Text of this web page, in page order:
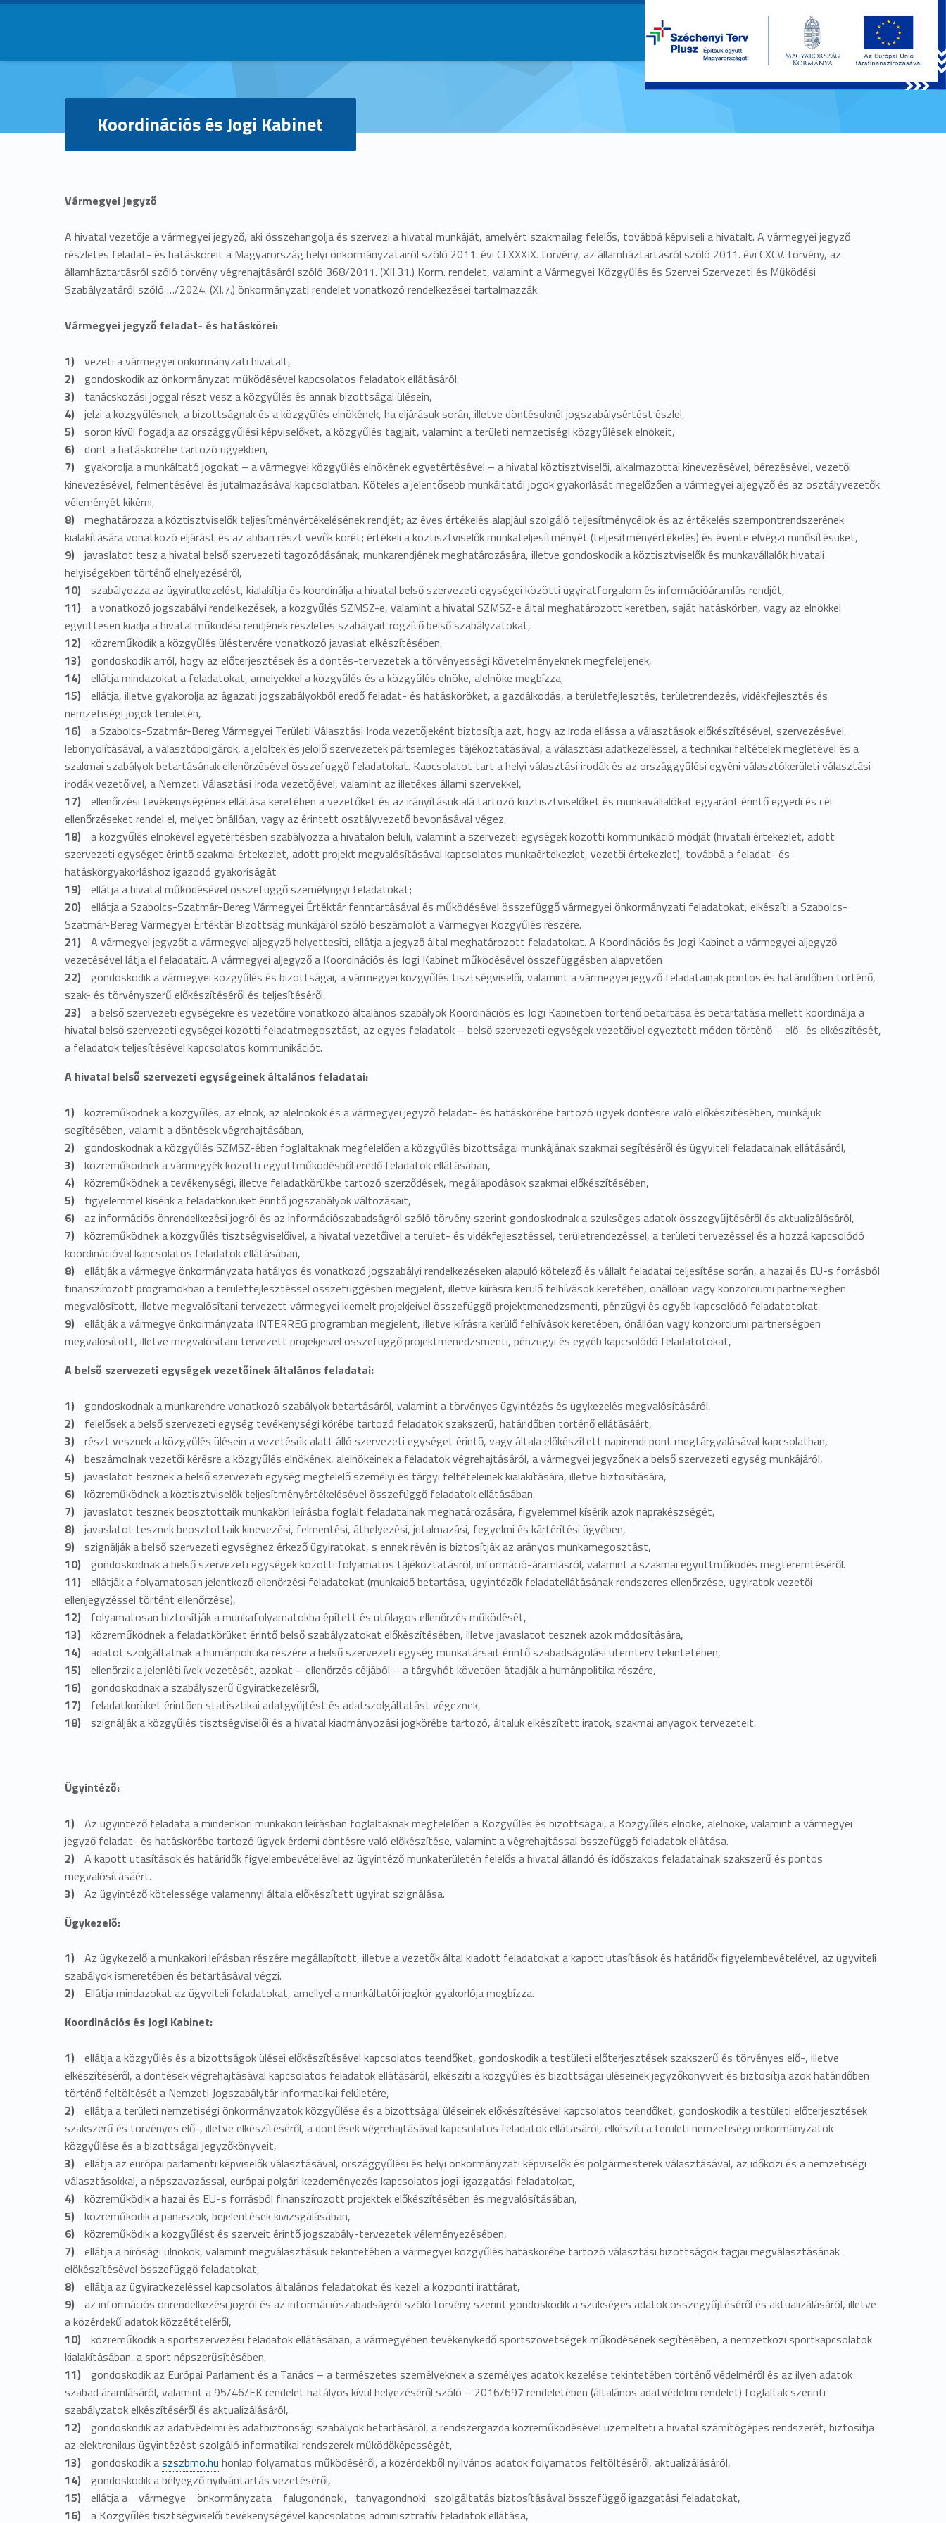
Szabolcs-Szatmár-Bereg Vármegyei Önkormányzati Hivatal
Szabolcs-Szatmár-Bereg Vármegyei Önkormányzati Hivatal
Koordinációs és Jogi Kabinet
Vármegyei jegyző
A hivatal vezetője a vármegyei jegyző, aki összehangolja és szervezi a hivatal munkáját, amelyért szakmailag felelős, továbbá képviseli a hivatalt. A vármegyei jegyző
részletes feladat- és hatásköreit a Magyarország helyi önkormányzatairól szóló 2011. évi CLXXXIX. törvény, az államháztartásról szóló 2011. évi CXCV. törvény, az
államháztartásról szóló törvény végrehajtásáról szóló 368/2011. (XII.31.) Korm. rendelet, valamint a Vármegyei Közgyűlés és Szervei Szervezeti és Működési
Szabályzatáról szóló …/2024. (XI.7.) önkormányzati rendelet vonatkozó rendelkezései tartalmazzák.
Vármegyei jegyző feladat- és hatáskörei:
vezeti a vármegyei önkormányzati hivatalt,
gondoskodik az önkormányzat működésével kapcsolatos feladatok ellátásáról,
tanácskozási joggal részt vesz a közgyűlés és annak bizottságai ülésein,
jelzi a közgyűlésnek, a bizottságnak és a közgyűlés elnökének, ha eljárásuk során, illetve döntésüknél jogszabálysértést észlel,
soron kívül fogadja az országgyűlési képviselőket, a közgyűlés tagjait, valamint a területi nemzetiségi közgyűlések elnökeit,
dönt a hatáskörébe tartozó ügyekben,
gyakorolja a munkáltató jogokat – a vármegyei közgyűlés elnökének egyetértésével – a hivatal köztisztviselői, alkalmazottai kinevezésével, bérezésével, vezetői
kinevezésével, felmentésével és jutalmazásával kapcsolatban. Köteles a jelentősebb munkáltatói jogok gyakorlását megelőzően a vármegyei aljegyző és az osztályvezetők
véleményét kikérni,
meghatározza a köztisztviselők teljesítményértékelésének rendjét; az éves értékelés alapjául szolgáló teljesítménycélok és az értékelés szempontrendszerének
kialakítására vonatkozó eljárást és az abban részt vevők körét; értékeli a köztisztviselők munkateljesítményét (teljesítményértékelés) és évente elvégzi minősítésüket,
javaslatot tesz a hivatal belső szervezeti tagozódásának, munkarendjének meghatározására, illetve gondoskodik a köztisztviselők és munkavállalók hivatali
helyiségekben történő elhelyezéséről,
szabályozza az ügyiratkezelést, kialakítja és koordinálja a hivatal belső szervezeti egységei közötti ügyiratforgalom és információáramlás rendjét,
a vonatkozó jogszabályi rendelkezések, a közgyűlés SZMSZ-e, valamint a hivatal SZMSZ-e által meghatározott keretben, saját hatáskörben, vagy az elnökkel
együttesen kiadja a hivatal működési rendjének részletes szabályait rögzítő belső szabályzatokat,
közreműködik a közgyűlés üléstervére vonatkozó javaslat elkészítésében,
gondoskodik arról, hogy az előterjesztések és a döntés-tervezetek a törvényességi követelményeknek megfeleljenek,
ellátja mindazokat a feladatokat, amelyekkel a közgyűlés és a közgyűlés elnöke, alelnöke megbízza,
ellátja, illetve gyakorolja az ágazati jogszabályokból eredő feladat- és hatásköröket, a gazdálkodás, a területfejlesztés, területrendezés, vidékfejlesztés és
nemzetiségi jogok területén,
a Szabolcs-Szatmár-Bereg Vármegyei Területi Választási Iroda vezetőjeként biztosítja azt, hogy az iroda ellássa a választások előkészítésével, szervezésével,
lebonyolításával, a választópolgárok, a jelöltek és jelölő szervezetek pártsemleges tájékoztatásával, a választási adatkezeléssel, a technikai feltételek meglétével és a
szakmai szabályok betartásának ellenőrzésével összefüggő feladatokat. Kapcsolatot tart a helyi választási irodák és az országgyűlési egyéni választókerületi választási
irodák vezetőivel, a Nemzeti Választási Iroda vezetőjével, valamint az illetékes állami szervekkel,
ellenőrzési tevékenységének ellátása keretében a vezetőket és az irányításuk alá tartozó köztisztviselőket és munkavállalókat egyaránt érintő egyedi és cél
ellenőrzéseket rendel el, melyet önállóan, vagy az érintett osztályvezető bevonásával végez,
a közgyűlés elnökével egyetértésben szabályozza a hivatalon belüli, valamint a szervezeti egységek közötti kommunikáció módját (hivatali értekezlet, adott
szervezeti egységet érintő szakmai értekezlet, adott projekt megvalósításával kapcsolatos munkaértekezlet, vezetői értekezlet), továbbá a feladat- és
hatáskörgyakorláshoz igazodó gyakoriságát
ellátja a hivatal működésével összefüggő személyügyi feladatokat;
ellátja a Szabolcs-Szatmár-Bereg Vármegyei Értéktár fenntartásával és működésével összefüggő vármegyei önkormányzati feladatokat, elkészíti a Szabolcs-
Szatmár-Bereg Vármegyei Értéktár Bizottság munkájáról szóló beszámolót a Vármegyei Közgyűlés részére.
A vármegyei jegyzőt a vármegyei aljegyző helyettesíti, ellátja a jegyző által meghatározott feladatokat. A Koordinációs és Jogi Kabinet a vármegyei aljegyző
vezetésével látja el feladatait. A vármegyei aljegyző a Koordinációs és Jogi Kabinet működésével összefüggésben alapvetően
gondoskodik a vármegyei közgyűlés és bizottságai, a vármegyei közgyűlés tisztségviselői, valamint a vármegyei jegyző feladatainak pontos és határidőben történő,
szak- és törvényszerű előkészítéséről és teljesítéséről,
a belső szervezeti egységekre és vezetőire vonatkozó általános szabályok Koordinációs és Jogi Kabinetben történő betartása és betartatása mellett koordinálja a
hivatal belső szervezeti egységei közötti feladatmegosztást, az egyes feladatok – belső szervezeti egységek vezetőivel egyeztett módon történő – elő- és elkészítését,
a feladatok teljesítésével kapcsolatos kommunikációt.
A hivatal belső szervezeti egységeinek általános feladatai:
közreműködnek a közgyűlés, az elnök, az alelnökök és a vármegyei jegyző feladat- és hatáskörébe tartozó ügyek döntésre való előkészítésében, munkájuk
segítésében, valamit a döntések végrehajtásában,
gondoskodnak a közgyűlés SZMSZ-ében foglaltaknak megfelelően a közgyűlés bizottságai munkájának szakmai segítéséről és ügyviteli feladatainak ellátásáról,
közreműködnek a vármegyék közötti együttműködésből eredő feladatok ellátásában,
közreműködnek a tevékenységi, illetve feladatkörükbe tartozó szerződések, megállapodások szakmai előkészítésében,
figyelemmel kísérik a feladatkörüket érintő jogszabályok változásait,
az információs önrendelkezési jogról és az információszabadságról szóló törvény szerint gondoskodnak a szükséges adatok összegyűjtéséről és aktualizálásáról,
közreműködnek a közgyűlés tisztségviselőivel, a hivatal vezetőivel a terület- és vidékfejlesztéssel, területrendezéssel, a területi tervezéssel és a hozzá kapcsolódó
koordinációval kapcsolatos feladatok ellátásában,
ellátják a vármegye önkormányzata hatályos és vonatkozó jogszabályi rendelkezéseken alapuló kötelező és vállalt feladatai teljesítése során, a hazai és EU-s forrásból
finanszírozott programokban a területfejlesztéssel összefüggésben megjelent, illetve kiírásra kerülő felhívások keretében, önállóan vagy konzorciumi partnerségben
megvalósított, illetve megvalósítani tervezett vármegyei kiemelt projekjeivel összefüggő projektmenedzsmenti, pénzügyi és egyéb kapcsolódó feladatotokat,
ellátják a vármegye önkormányzata INTERREG programban megjelent, illetve kiírásra kerülő felhívások keretében, önállóan vagy konzorciumi partnerségben
megvalósított, illetve megvalósítani tervezett projekjeivel összefüggő projektmenedzsmenti, pénzügyi és egyéb kapcsolódó feladatotokat,
A belső szervezeti egységek vezetőinek általános feladatai:
gondoskodnak a munkarendre vonatkozó szabályok betartásáról, valamint a törvényes ügyintézés és ügykezelés megvalósításáról,
felelősek a belső szervezeti egység tevékenységi körébe tartozó feladatok szakszerű, határidőben történő ellátásáért,
részt vesznek a közgyűlés ülésein a vezetésük alatt álló szervezeti egységet érintő, vagy általa előkészített napirendi pont megtárgyalásával kapcsolatban,
beszámolnak vezetői kérésre a közgyűlés elnökének, alelnökeinek a feladatok végrehajtásáról, a vármegyei jegyzőnek a belső szervezeti egység munkájáról,
javaslatot tesznek a belső szervezeti egység megfelelő személyi és tárgyi feltételeinek kialakítására, illetve biztosítására,
közreműködnek a köztisztviselők teljesítményértékelésével összefüggő feladatok ellátásában,
javaslatot tesznek beosztottaik munkaköri leírásba foglalt feladatainak meghatározására, figyelemmel kísérik azok naprakészségét,
javaslatot tesznek beosztottaik kinevezési, felmentési, áthelyezési, jutalmazási, fegyelmi és kártérítési ügyében,
szignálják a belső szervezeti egységhez érkező ügyiratokat, s ennek révén is biztosítják az arányos munkamegosztást,
gondoskodnak a belső szervezeti egységek közötti folyamatos tájékoztatásról, információ-áramlásról, valamint a szakmai együttműködés megteremtéséről.
ellátják a folyamatosan jelentkező ellenőrzési feladatokat (munkaidő betartása, ügyintézők feladatellátásának rendszeres ellenőrzése, ügyiratok vezetői
ellenjegyzéssel történt ellenőrzése),
folyamatosan biztosítják a munkafolyamatokba épített és utólagos ellenőrzés működését,
közreműködnek a feladatkörüket érintő belső szabályzatokat előkészítésében, illetve javaslatot tesznek azok módosítására,
adatot szolgáltatnak a humánpolitika részére a belső szervezeti egység munkatársait érintő szabadságolási ütemterv tekintetében,
ellenőrzik a jelenléti ívek vezetését, azokat – ellenőrzés céljából – a tárgyhót követően átadják a humánpolitika részére,
gondoskodnak a szabályszerű ügyiratkezelésről,
feladatkörüket érintően statisztikai adatgyűjtést és adatszolgáltatást végeznek,
szignálják a közgyűlés tisztségviselői és a hivatal kiadmányozási jogkörébe tartozó, általuk elkészített iratok, szakmai anyagok tervezeteit.
Ügyintéző:
Az ügyintéző feladata a mindenkori munkaköri leírásban foglaltaknak megfelelően a Közgyűlés és bizottságai, a Közgyűlés elnöke, alelnöke, valamint a vármegyei
jegyző feladat- és hatáskörébe tartozó ügyek érdemi döntésre való előkészítése, valamint a végrehajtással összefüggő feladatok ellátása.
A kapott utasítások és határidők figyelembevételével az ügyintéző munkaterületén felelős a hivatal állandó és időszakos feladatainak szakszerű és pontos
megvalósításáért.
Az ügyintéző kötelessége valamennyi általa előkészített ügyirat szignálása.
Ügykezelő:
Az ügykezelő a munkaköri leírásban részére megállapított, illetve a vezetők által kiadott feladatokat a kapott utasítások és határidők figyelembevételével, az ügyviteli
szabályok ismeretében és betartásával végzi.
Ellátja mindazokat az ügyviteli feladatokat, amellyel a munkáltatói jogkör gyakorlója megbízza.
Koordinációs és Jogi Kabinet:
ellátja a közgyűlés és a bizottságok ülései előkészítésével kapcsolatos teendőket, gondoskodik a testületi előterjesztések szakszerű és törvényes elő-, illetve
elkészítéséről, a döntések végrehajtásával kapcsolatos feladatok ellátásáról, elkészíti a közgyűlés és bizottságai üléseinek jegyzőkönyveit és biztosítja azok határidőben
történő feltöltését a Nemzeti Jogszabálytár informatikai felületére,
ellátja a területi nemzetiségi önkormányzatok közgyűlése és a bizottságai üléseinek előkészítésével kapcsolatos teendőket, gondoskodik a testületi előterjesztések
szakszerű és törvényes elő-, illetve elkészítéséről, a döntések végrehajtásával kapcsolatos feladatok ellátásáról, elkészíti a területi nemzetiségi önkormányzatok
közgyűlése és a bizottságai jegyzőkönyveit,
ellátja az európai parlamenti képviselők választásával, országgyűlési és helyi önkormányzati képviselők és polgármesterek választásával, az időközi és a nemzetiségi
választásokkal, a népszavazással, európai polgári kezdeményezés kapcsolatos jogi-igazgatási feladatokat,
közreműködik a hazai és EU-s forrásból finanszírozott projektek előkészítésében és megvalósításában,
közreműködik a panaszok, bejelentések kivizsgálásában,
közreműködik a közgyűlést és szerveit érintő jogszabály-tervezetek véleményezésében,
ellátja a bírósági ülnökök, valamint megválasztásuk tekintetében a vármegyei közgyűlés hatáskörébe tartozó választási bizottságok tagjai megválasztásának
előkészítésével összefüggő feladatokat,
ellátja az ügyiratkezeléssel kapcsolatos általános feladatokat és kezeli a központi irattárat,
az információs önrendelkezési jogról és az információszabadságról szóló törvény szerint gondoskodik a szükséges adatok összegyűjtéséről és aktualizálásáról, illetve
a közérdekű adatok közzétételéről,
közreműködik a sportszervezési feladatok ellátásában, a vármegyében tevékenykedő sportszövetségek működésének segítésében, a nemzetközi sportkapcsolatok
kialakításában, a sport népszerűsítésében,
gondoskodik az Európai Parlament és a Tanács – a természetes személyeknek a személyes adatok kezelése tekintetében történő védelméről és az ilyen adatok
szabad áramlásáról, valamint a 95/46/EK rendelet hatályos kívül helyezéséről szóló – 2016/697 rendeletében (általános adatvédelmi rendelet) foglaltak szerinti
szabályzatok elkészítéséről és aktualizálásáról,
gondoskodik az adatvédelmi és adatbiztonsági szabályok betartásáról, a rendszergazda közreműködésével üzemelteti a hivatal számítógépes rendszerét, biztosítja
az elektronikus ügyintézést szolgáló informatikai rendszerek működőképességét,
gondoskodik aszszbmo.hu honlap folyamatos működéséről, a közérdekből nyilvános adatok folyamatos feltöltéséről, aktualizálásáról,
gondoskodik a bélyegző nyilvántartás vezetéséről,
ellátja a vármegye önkormányzata falugondnoki, tanyagondnoki szolgáltatás biztosításával összefüggő igazgatási feladatokat,
a Közgyűlés tisztségviselői tevékenységével kapcsolatos adminisztratív feladatok ellátása,